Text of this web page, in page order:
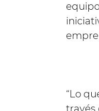
“Lo
través